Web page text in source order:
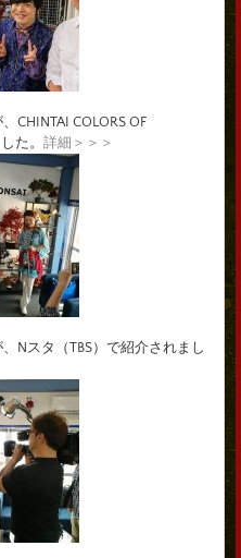
CHINTAI COLORS OF
た。 詳細＞＞＞
、Nスタ（TBS）で紹介されまし